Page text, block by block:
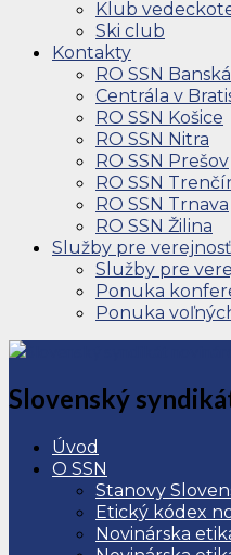
Klub
Ski club
Kontakty
RO SSN
Centrála v
RO SSN Košice
RO SSN Nitra
RO SSN Prešov
RO SSN
RO SSN Trnava
RO SSN Žilina
Služby pre verejnosť
Služby pre
Ponuka
Ponuka
Slovenský
Úvod
O SSN
Stanovy
Etický kódex
Novinárska